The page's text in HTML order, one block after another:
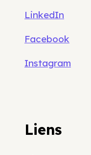
LinkedIn
Facebook
Instagram
Liens